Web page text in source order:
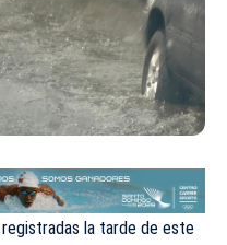
registradas la tarde de este